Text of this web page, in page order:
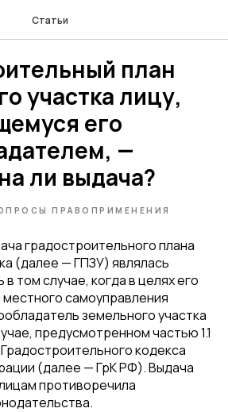
Статьи
план
участка лицу,
его
—
ли выдача?
ПРАВОПРИМЕНЕНИЯ
градостроительного плана
(далее — ГПЗУ) являлась
том случае, когда в целях его
местного самоуправления
земельного участка
предусмотренном частью 1.1
Градостроительного кодекса
(далее — ГрК РФ). Выдача
противоречила